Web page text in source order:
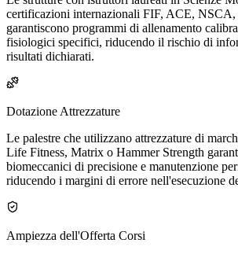
certificazioni internazionali FIF, ACE,
garantiscono programmi di allenamento
fisiologici specifici, riducendo il rischio di
risultati dichiarati.
Dotazione Attrezzature
Le palestre che utilizzano attrezzature di
Life Fitness, Matrix o Hammer Strength
biomeccanici di precisione e manutenzione
riducendo i margini di errore nell'esecuzione
Ampiezza dell'Offerta Corsi